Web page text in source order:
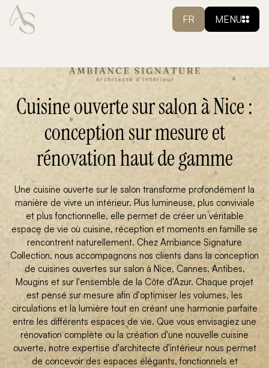
FR MENU
Cuisine ouverte sur salon à Nice :
conception sur mesure et
rénovation haut de gamme
Une cuisine ouverte sur le salon transforme profondément la
manière de vivre un intérieur. Plus lumineuse, plus conviviale
et plus fonctionnelle, elle permet de créer un véritable
espace de vie où cuisine, réception et moments en famille se
rencontrent naturellement. Chez Ambiance Signature
Collection, nous accompagnons nos clients dans la conception
de cuisines ouvertes sur salon à Nice, Cannes, Antibes,
Mougins et sur l'ensemble de la Côte d'Azur. Chaque projet
est pensé sur mesure afin d'optimiser les volumes, les
circulations et la lumière tout en créant une harmonie parfaite
entre les différents espaces de vie. Que vous envisagiez une
rénovation complète ou la création d'une nouvelle cuisine
ouverte, notre expertise d'architecte d'intérieur nous permet
de concevoir des espaces élégants, fonctionnels et